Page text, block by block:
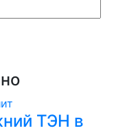
ТЭН в